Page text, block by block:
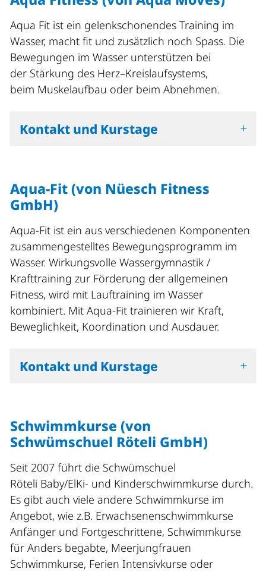
Aqua Fit ist ein gelenkschonendes Training im
Wasser, macht fit und zusätzlich noch Spass. Die
Bewegungen im Wasser unterstützen bei
der Stärkung des Herz–Kreislaufsystems,
beim Muskelaufbau oder beim Abnehmen.
Kontakt und Kurstage
Aqua-Fit (von Nüesch Fitness
GmbH)
Aqua-Fit ist ein aus verschiedenen Komponenten
zusammengestelltes Bewegungsprogramm im
Wasser. Wirkungsvolle Wassergymnastik /
Krafttraining zur Förderung der allgemeinen
Fitness, wird mit Lauftraining im Wasser
kombiniert. Mit Aqua-Fit trainieren wir Kraft,
Beweglichkeit, Koordination und Ausdauer.
Kontakt und Kurstage
Schwimmkurse (von
Schwümschuel Röteli GmbH)
Seit 2007 führt die Schwümschuel
Röteli Baby/ElKi- und Kinderschwimmkurse durch.
Es gibt auch viele andere Schwimmkurse im
Angebot, wie z.B. Erwachsenenschwimmkurse
Anfänger und Fortgeschrittene, Schwimmkurse
für Anders begabte, Meerjungfrauen
Schwimmkurse, Ferien Intensivkurse oder